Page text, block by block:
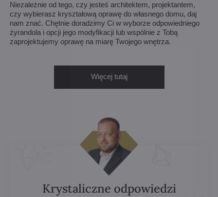
Niezależnie od tego, czy jesteś architektem, projektantem,
czy wybierasz kryształową oprawę do własnego domu, daj
nam znać. Chętnie doradzimy Ci w wyborze odpowiedniego
żyrandola i opcji jego modyfikacji lub wspólnie z Tobą
zaprojektujemy oprawę na miarę Twojego wnętrza.
Więcej tutaj
Krystaliczne odpowiedzi